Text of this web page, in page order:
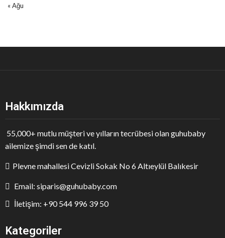
« Ağu
Hakkımızda
55,000+ mutlu müşteri ve yılların tecrübesi olan guhubaby
ailemize şimdi sen de katıl.
Plevne mahallesi Cevizli Sokak No 6 Altıeylül Balıkesir
Email: siparis@guhubaby.com
İletişim: +90 544 996 39 50
Kategoriler